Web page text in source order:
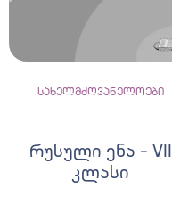
სახელმძღვანელოები
რუსული ენა – VII
კლასი